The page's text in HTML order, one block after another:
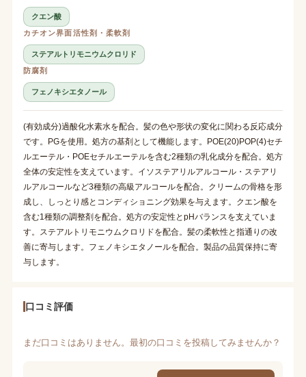
クエン酸
カチオン界面活性剤・柔軟剤
ステアルトリモニウムクロリド
防腐剤
フェノキシエタノール
(有効成分)過酸化水素水を配合。髪の色や形状の変化に関わる反応成分
です。PGを使用。処方の基剤として機能します。POE(20)POP(4)セチ
ルエーテル・POEセチルエーテルを含む2種類の乳化成分を配合。処方
全体の安定性を支えています。イソステアリルアルコール・ステアリ
ルアルコールなど3種類の高級アルコールを配合。クリームの骨格を形
成し、しっとり感とコンディショニング効果を与えます。クエン酸を
含む1種類の調整剤を配合。処方の安定性とpHバランスを支えていま
す。ステアルトリモニウムクロリドを配合。髪の柔軟性と指通りの改
善に寄与します。フェノキシエタノールを配合。製品の品質保持に寄
与します。
口コミ評価
まだ口コミはありません。最初の口コミを投稿してみませんか？